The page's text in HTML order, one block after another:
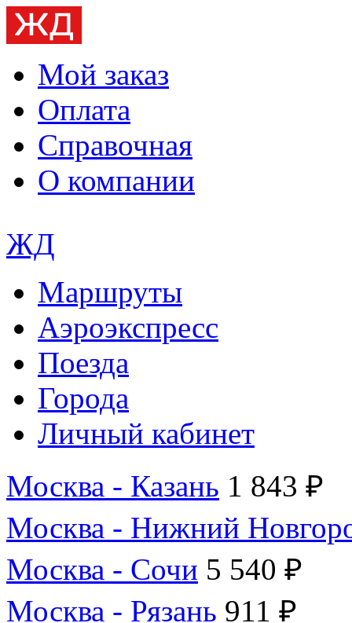
Мой заказ
Оплата
Справочная
О компании
ЖД
Маршруты
Аэроэкспресс
Поезда
Города
Личный кабинет
Москва - Казань 1 843 ₽
Москва - Нижний
Москва - Сочи 5 540 ₽
Москва - Рязань 911 ₽